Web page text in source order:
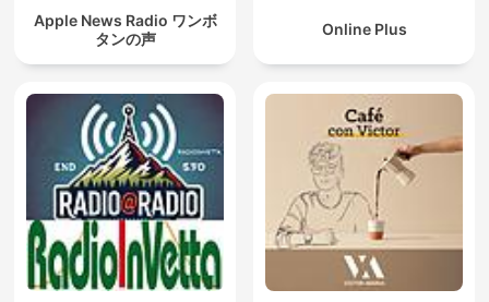
Apple News Radio ワンボ
タンの声
Online Plus